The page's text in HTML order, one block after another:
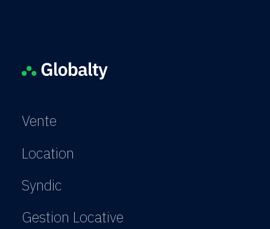
Vente
Location
Syndic
Gestion Locative